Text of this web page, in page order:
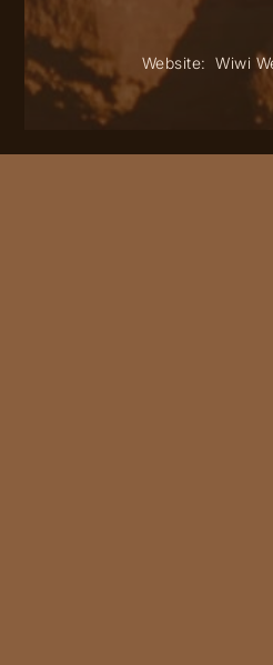
Website: Wiwi